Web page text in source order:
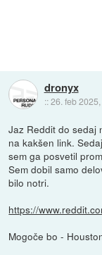
dronyx
::26. feb
Jaz Reddit do sedaj
na kakšen link.
sem ga posvetil
Sem dobil samo
bilo notri.
https://
Mogoče bo -